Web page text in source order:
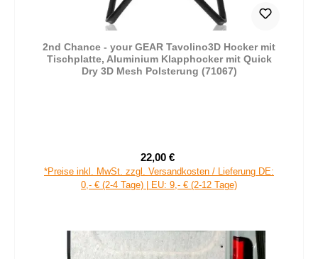
2nd Chance - your GEAR Tavolino3D Hocker mit
Tischplatte, Aluminium Klapphocker mit Quick
Dry 3D Mesh Polsterung (71067)
Verkaufspreis:
22,00 €
*Preise inkl. MwSt. zzgl. Versandkosten / Lieferung DE:
0,- € (2-4 Tage) | EU: 9,- € (2-12 Tage)